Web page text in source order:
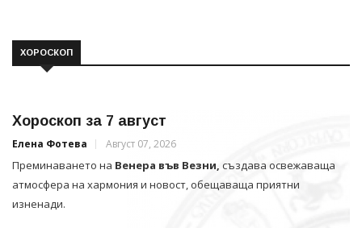
ХОРОСКОП
Хороскоп за 7 август
Елена Фотева Август 07, 2026
Преминаването на Венера във Везни, създава освежаваща
атмосфера на хармония и новост, обещаваща приятни
изненади.